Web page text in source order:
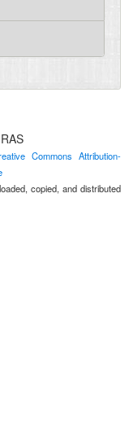
Commons Attribution-
copied, and distributed